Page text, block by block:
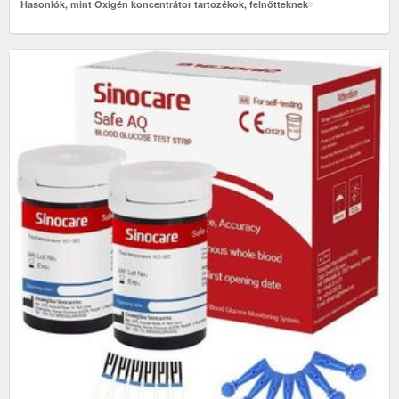
Hasonlók, mint Oxigén koncentrátor tartozékok, felnőtteknek